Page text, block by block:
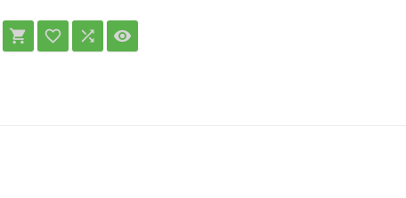
   